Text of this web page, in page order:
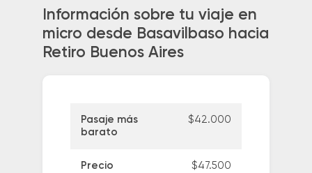
Información sobre tu viaje en
micro desde Basavilbaso hacia
Retiro Buenos Aires
Pasaje más
barato
$42.000
Precio
$47.500